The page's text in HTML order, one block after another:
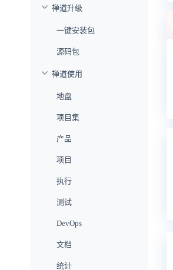
禅道升级
一键安装包
源码包
禅道使用
地盘
项目集
产品
项目
执行
测试
DevOps
文档
统计